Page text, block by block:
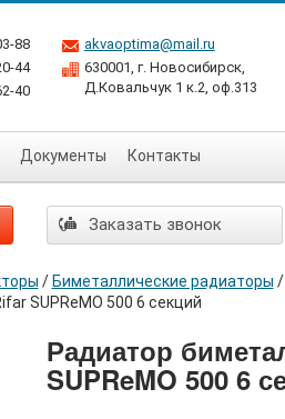
88
44
40
akvaoptima@mail.ru
630001, г. Новосибирск,
Д.Ковальчук 1 к.2, оф.313
Документы Контакты
Заказать звонок
/ Биметаллические радиаторы /
SUPReMO 500 6 секций
Радиатор
SUPReMO 500 6